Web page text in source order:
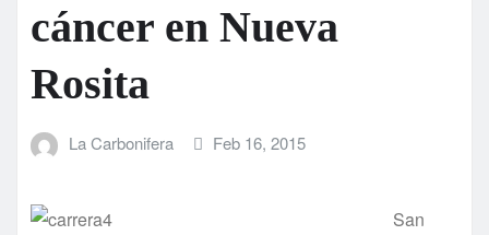
cáncer en Nueva
Rosita
La Carbonifera Feb 16, 2015
San